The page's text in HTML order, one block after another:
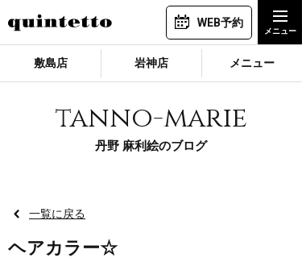
WEB予約
敷島店 岩神店 メニュー
tanno-marie
丹野 麻利絵のブログ
一覧に戻る
ヘアカラー☆